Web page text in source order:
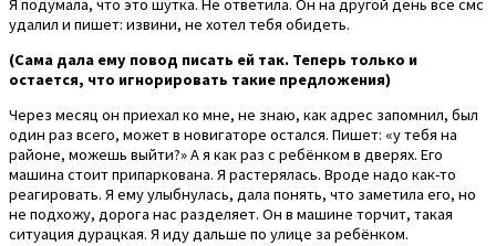
Я подумала, что это шутка. Не ответила. Он на другой день все смс
удалил и пишет: извини, не хотел тебя обидеть.
(Сама дала ему повод писать ей так. Теперь только и
остается, что игнорировать такие предложения)
Через месяц он приехал ко мне, не знаю, как адрес запомнил, был
один раз всего, может в новигаторе остался. Пишет: «у тебя на
районе, можешь выйти?» А я как раз с ребёнком в дверях. Его
машина стоит припаркована. Я растерялась. Вроде надо как-то
реагировать. Я ему улыбнулась, дала понять, что заметила его, но
не подхожу, дорога нас разделяет. Он в машине торчит, такая
ситуация дурацкая. Я иду дальше по улице за ребёнком.